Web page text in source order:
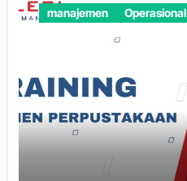
manajemen Operasional